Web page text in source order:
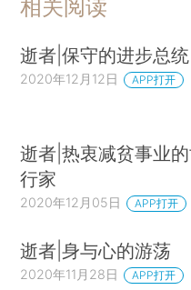
相关阅读
逝者|保守的进步总统
2020年12月12日 APP打开
逝者|热衷减贫事业
行家
2020年12月05日 APP打开
逝者|身与心的游荡
2020年11月28日 APP打开